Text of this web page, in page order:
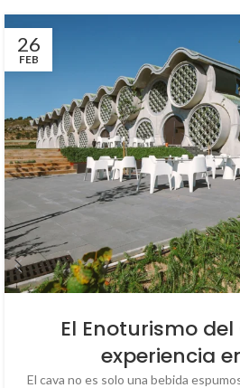
26
FEB
El Enoturismo
experiencia
El cava no es solo una bebida